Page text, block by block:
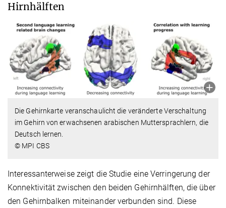
Hirnhälften
Die Gehirnkarte veranschaulicht die veränderte Verschaltung
im Gehirn von erwachsenen arabischen Muttersprachlern, die
Deutsch lernen.
© MPI CBS
Interessanterweise zeigt die Studie eine Verringerung der
Konnektivität zwischen den beiden Gehirnhälften, die über
den Gehirnbalken miteinander verbunden sind. Diese